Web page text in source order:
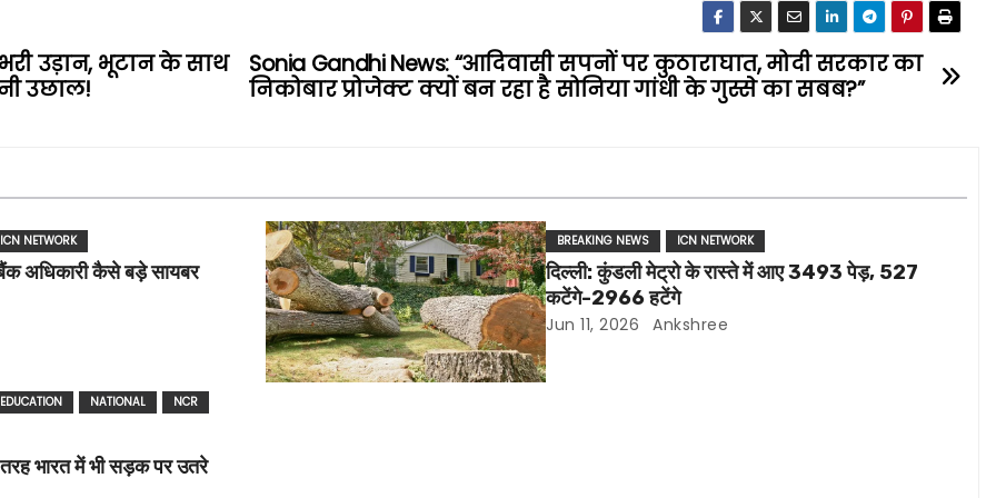
Sonia Gandhi News: “आदिवासी सपनों पर कुठाराघात, मोदी सरकार का
निकोबार प्रोजेक्ट क्यों बन रहा है सोनिया गांधी के गुस्से का सबब?”
उड़ान, भूटान के साथ
उछाल!
ICN NETWORK
अधिकारी कैसे बड़े सायबर
BREAKING NEWS ICN NETWORK
दिल्ली: कुंडली मेट्रो के रास्ते में आए 3493 पेड़, 527
कटेंगे-2966 हटेंगे
Jun 11, 2026 Ankshree
EDUCATION NATIONAL
NCR
भारत में भी सड़क पर उतरे